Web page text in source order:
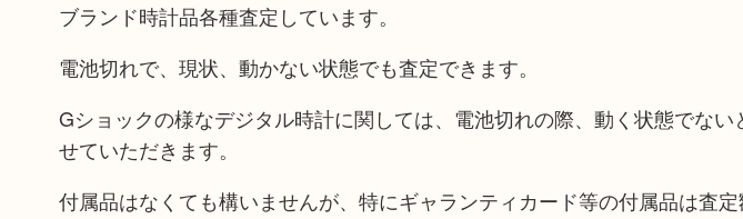
ブランド時計品各種査定しています。
電池切れで、現状、動かない状態でも査定できます。
Gショックの様なデジタル時計に関しては、電池切れの際、動く状態でな
せていただきます。
付属品はなくても構いませんが、特にギャランティカード等の付属品は査定